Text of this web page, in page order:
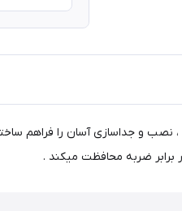
نصب و جداسازی آسان را فراهم
برابر ضربه محافظت میکند .